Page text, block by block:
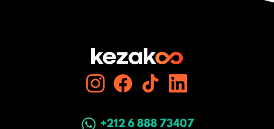
+212 6 888 73407